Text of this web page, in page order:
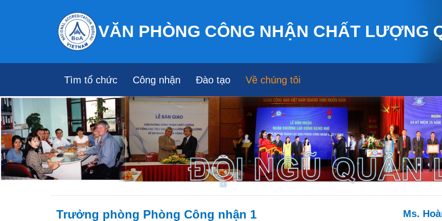
VĂN PHÒNG CÔNG NHẬN CHẤT LƯỢNG
Tìm tổ chức Công nhận Đào tạo Về chúng tôi
Trưởng phòng Phòng Công nhận 1
Ms.